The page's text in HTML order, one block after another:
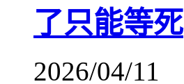
了只能等死
2026/04/11